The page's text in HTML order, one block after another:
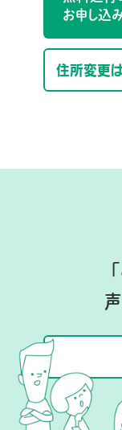
お申し込
住所変更